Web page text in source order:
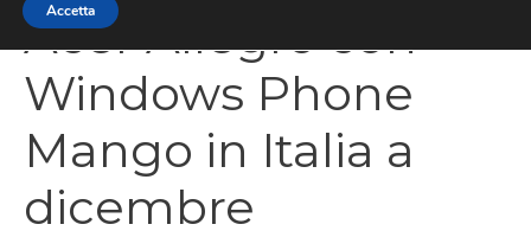
Acer Allegro con
Windows Phone
Mango in Italia a
dicembre
Accetta